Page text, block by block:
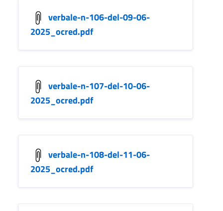
verbale-n-106-del-09-06-
2025_ocred.pdf
verbale-n-107-del-10-06-
2025_ocred.pdf
verbale-n-108-del-11-06-
2025_ocred.pdf